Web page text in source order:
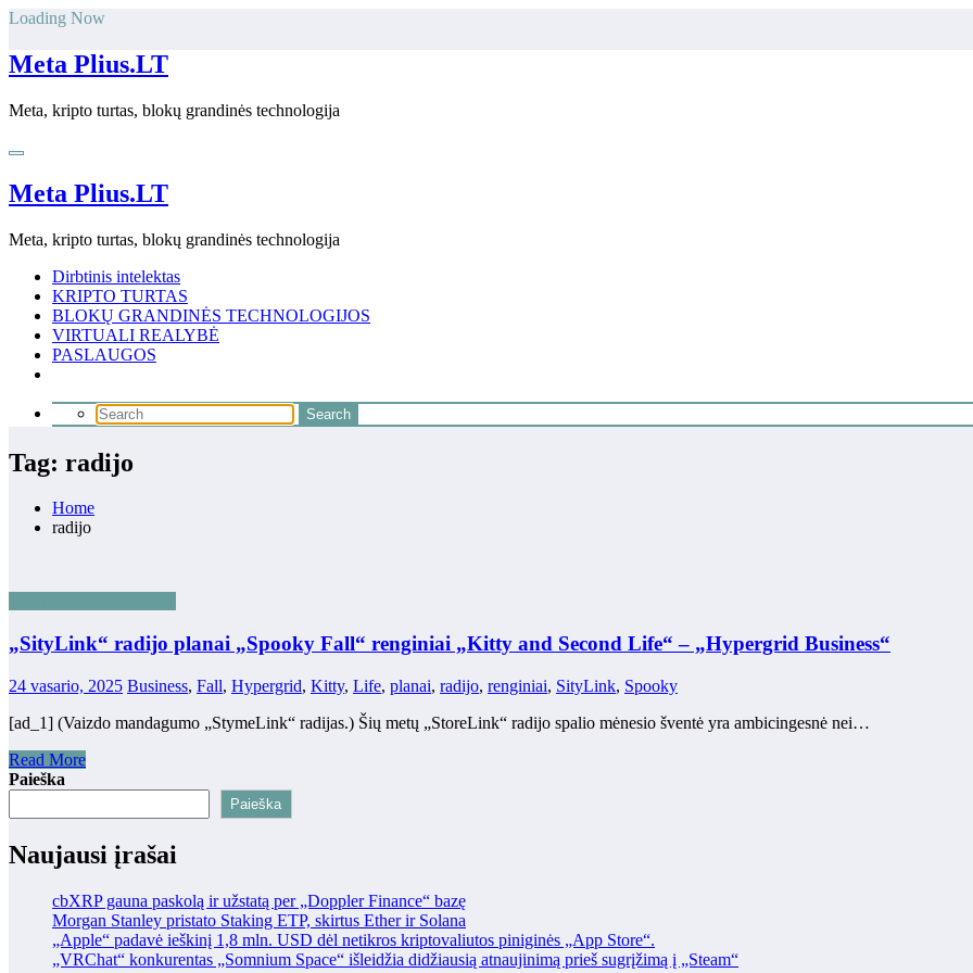
Skip
content
Loading Now
Meta Plius.LT
Meta, kripto turtas, blokų grandinės technologija
Meta Plius.LT
Meta, kripto turtas, blokų grandinės technologija
Dirbtinis intelektas
KRIPTO TURTAS
BLOKŲ GRANDINĖS TECHNOLOGIJOS
VIRTUALI REALYBĖ
PASLAUGOS
Tag: radijo
Home
radijo
„SityLink“ radijo planai „Spooky Fall“ renginiai „Kitty and Second Life“ – „Hypergrid Business“
24 vasario, 2025 Business, Fall, Hypergrid, Kitty, Life, planai, radijo, renginiai, SityLink, Spooky
[ad_1] (Vaizdo mandagumo „StymeLink“ radijas.) Šių metų „StoreLink“ radijo spalio mėnesio šventė yra ambicingesnė nei…
Read More
Paieška
Paieška
Naujausi įrašai
cbXRP gauna paskolą ir užstatą per „Doppler Finance“ bazę
Morgan Stanley pristato Staking ETP, skirtus Ether ir Solana
„Apple“ padavė ieškinį 1,8 mln. USD dėl netikros kriptovaliutos piniginės „App Store“.
„VRChat“ konkurentas „Somnium Space“ išleidžia didžiausią atnaujinimą prieš sugrįžimą į „Steam“